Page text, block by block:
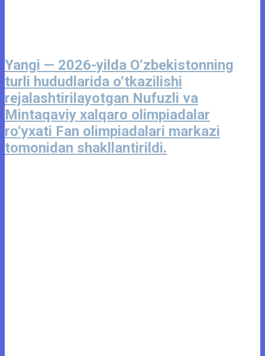
Yangi — 2026-yilda O‘zbekistonning
turli hududlarida o‘tkazilishi
rejalashtirilayotgan Nufuzli va
Mintaqaviy xalqaro olimpiadalar
ro‘yxati Fan olimpiadalari markazi
tomonidan shakllantirildi.